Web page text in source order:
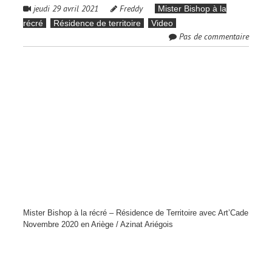
jeudi 29 avril 2021 Freddy
Mister Bishop à la
récré
Résidence de territoire Video
Pas de commentaire
Mister Bishop à la récré – Résidence de Territoire avec Art’Cade
Novembre 2020 en Ariège / Azinat Ariégois